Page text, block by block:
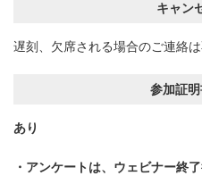
キャン
遅刻、欠席される場合のご連絡は
参加証
あり
・アンケートは、ウェビナー終